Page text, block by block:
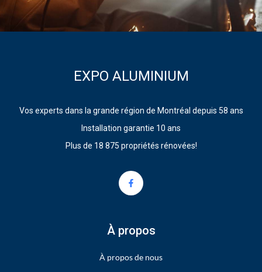
EXPO ALUMINIUM
Vos experts dans la grande région de Montréal depuis 58 ans
Installation garantie 10 ans
Plus de 18 875 propriétés rénovées!
À propos
À propos de nous